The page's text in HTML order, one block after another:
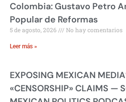
Colombia: Gustavo Petro
Popular de Reformas
5 de agosto, 2026 No hay comentarios
Leer más »
EXPOSING MEXICAN
«CENSORSHIP» CLAIMS —